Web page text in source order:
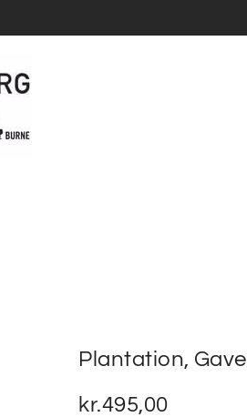
Plantation,
kr.495,00